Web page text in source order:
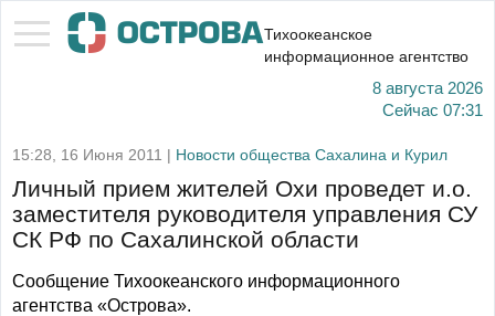
Тихоокеанское
информационное агентство
8 августа 2026
Сейчас 07:31
15:28, 16 Июня 2011 | Новости общества Сахалина и Курил
Личный прием жителей Охи проведет и.о.
заместителя руководителя управления СУ
СК РФ по Сахалинской области
Сообщение Тихоокеанского информационного
агентства «Острова».